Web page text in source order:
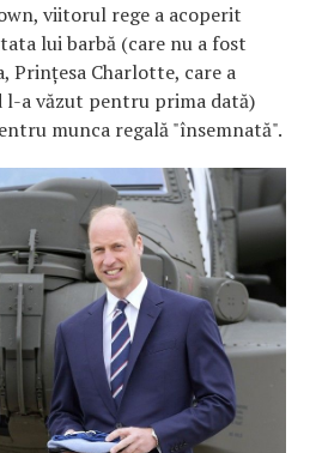
viitorul rege a acoperit
lui barbă (care nu a fost
Prințesa Charlotte, care a
a văzut pentru prima dată)
munca regală "însemnată".